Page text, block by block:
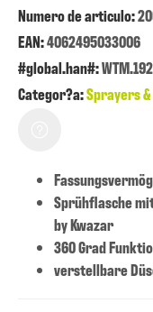
Numero de articulo:
EAN:4062495033006
#global.han#:
Categor?a:Sprayers
Sprühflasche
by Kwazar
360 Grad
verstellbare